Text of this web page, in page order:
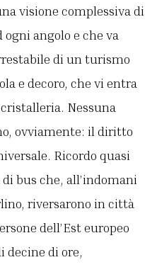
visione complessiva di
angolo e che va
di un turismo
e decoro, che vi entra
Nessuna
ovviamente: il diritto
Ricordo quasi
bus che, all’indomani
riversarono in città
dell’Est europeo
decine di ore,